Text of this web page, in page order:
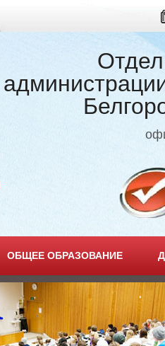
ОБЩЕЕ ОБРАЗОВАНИЕ